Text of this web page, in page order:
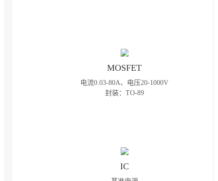
MOSFET
电流0.03-80A、电压20-1000V
封装：TO-89
IC